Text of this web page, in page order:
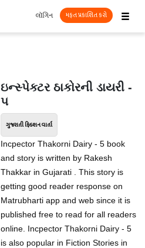
☰
લૉગિન મફત પ્રકાશિત કરો
ઇન્સ્પેક્ટર ઠાકોરની ડાયરી -
૫
ગુજરાતી ફિક્શન વાર્તા
Incpector Thakorni Dairy - 5 book
and story is written by Rakesh
Thakkar in Gujarati . This story is
getting good reader response on
Matrubharti app and web since it is
published free to read for all readers
online. Incpector Thakorni Dairy - 5
is also popular in Fiction Stories in